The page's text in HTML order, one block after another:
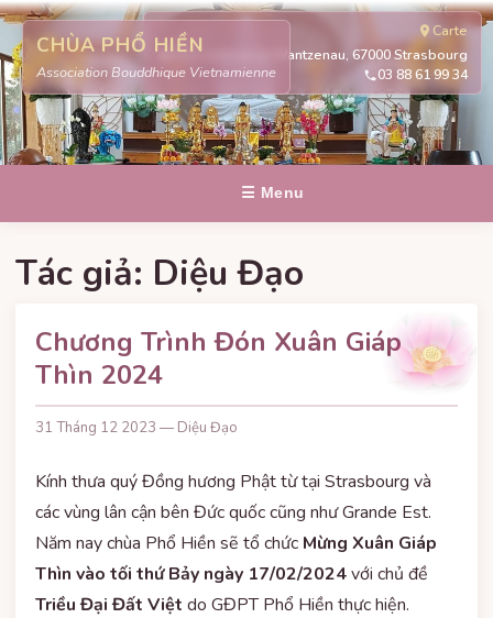
CHÙA PHỔ HIỀN
Association Bouddhique Vietnamienne
Carte
311 route de la Wantzenau, 67000 Strasbourg
03 88 61 99 34
☰ Menu
Tác giả: Diệu Đạo
Chương Trình Đón Xuân Giáp
Thìn 2024
31 Tháng 12 2023 — Diệu Đạo
Kính thưa quý Đồng hương Phật từ tại Strasbourg và
các vùng lân cận bên Đức quốc cũng như Grande Est.
Năm nay chùa Phổ Hiền sẽ tổ chức Mừng Xuân Giáp
Thìn vào tối thứ Bảy ngày 17/02/2024với chủ đề
Triều Đại Đất Việt do GĐPT Phổ Hiền thực hiện.